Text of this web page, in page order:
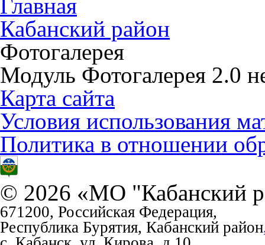
Главная
Кабанский район
Фотогалерея
Модуль Фотогалерея 2.0
Карта сайта
Условия использования
Политика в отношении
© 2026 «МО "Кабанский
671200, Российская Федерация,
Республика Бурятия, Кабанский район